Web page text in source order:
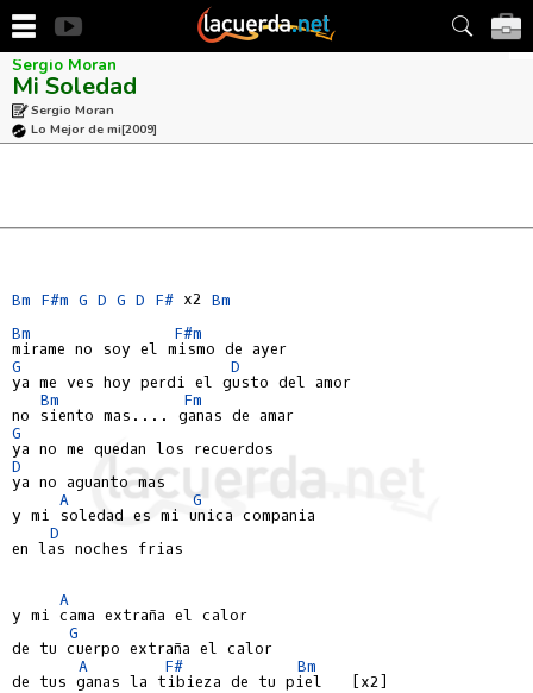
Sergio Moran
Mi Soledad
Sergio Moran
Lo Mejor de mi[2009]
Bm F#m G D G D F# x2 Bm
Bm
F#m
G
D
ya me ves hoy perdi el gusto del amor
Bm
Fm
G
D
ya no aguanto mas
A
G
y mi soledad es mi unica compania
D
en las noches frias
A
y mi cama extraña el calor
G
de tu cuerpo extraña el calor
A
F#
Bm
de tus ganas la tibieza de tu piel   [x2]